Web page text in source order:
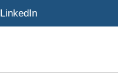
LinkedIn